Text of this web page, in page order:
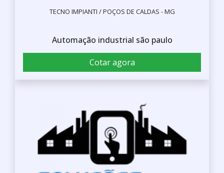
TECNO IMPIANTI / POÇOS DE CALDAS - MG
Automação industrial são paulo
Cotar agora